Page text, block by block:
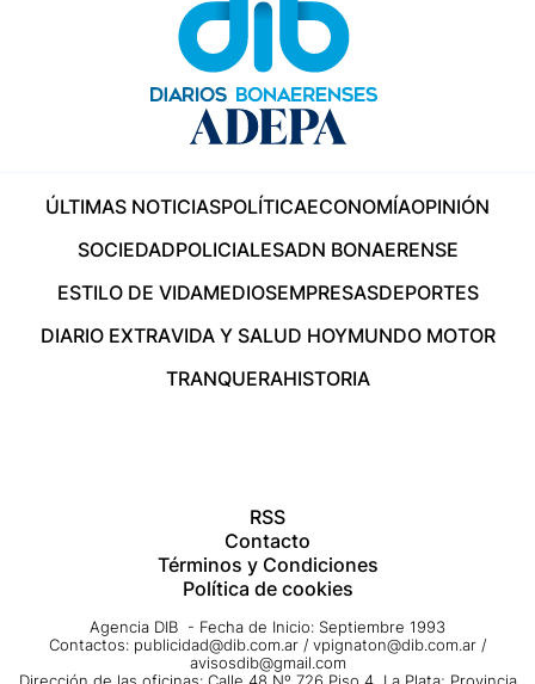
ÚLTIMAS NOTICIASPOLÍTICAECONOMÍAOPINIÓN
SOCIEDADPOLICIALESADN BONAERENSE
ESTILO DE VIDAMEDIOSEMPRESASDEPORTES
DIARIO EXTRAVIDA Y SALUD HOYMUNDO MOTOR
TRANQUERAHISTORIA
RSS
Contacto
Términos y Condiciones
Política de cookies
Agencia DIB - Fecha de Inicio: Septiembre 1993
Contactos: publicidad@dib.com.ar / vpignaton@dib.com.ar /
avisosdib@gmail.com
Dirección de las oficinas: Calle 48 Nº 726 Piso 4, La Plata; Provincia